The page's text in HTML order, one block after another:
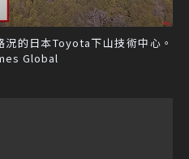
的日本Toyota下山技術中心。
Global